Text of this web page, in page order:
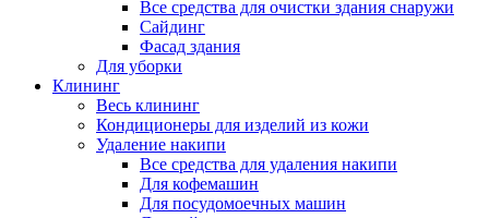
Все средства для очистки здания снаружи
Сайдинг
Фасад здания
Для уборки
Клининг
Весь клининг
Кондиционеры для изделий из кожи
Удаление накипи
Все средства для удаления накипи
Для кофемашин
Для посудомоечных машин